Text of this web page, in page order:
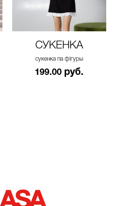
СУКЕНКА
сукенка па фігуры
199.00 руб.